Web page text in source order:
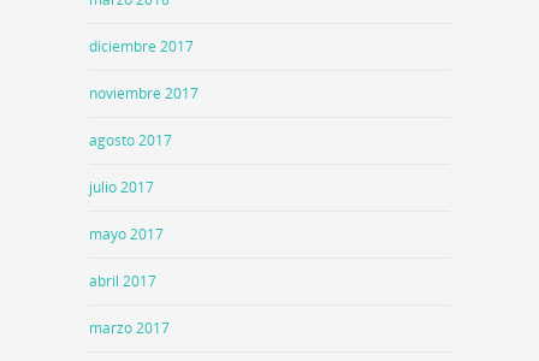
diciembre 2017
noviembre 2017
agosto 2017
julio 2017
mayo 2017
abril 2017
marzo 2017